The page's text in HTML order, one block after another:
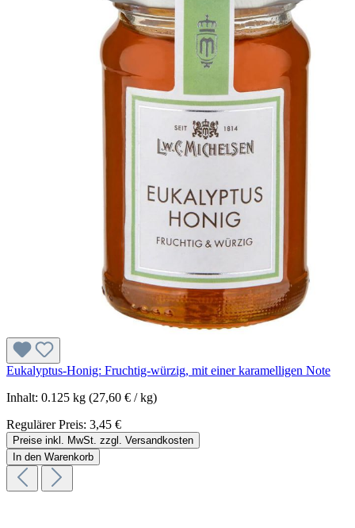
Eukalyptus-Honig: Fruchtig-würzig, mit einer karamelligen Note
Inhalt: 0.125 kg (27,60 € / kg)
Regulärer Preis: 3,45 €
Preise inkl. MwSt. zzgl. Versandkosten
In den Warenkorb